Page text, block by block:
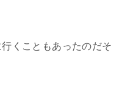
くこともあったのだそ